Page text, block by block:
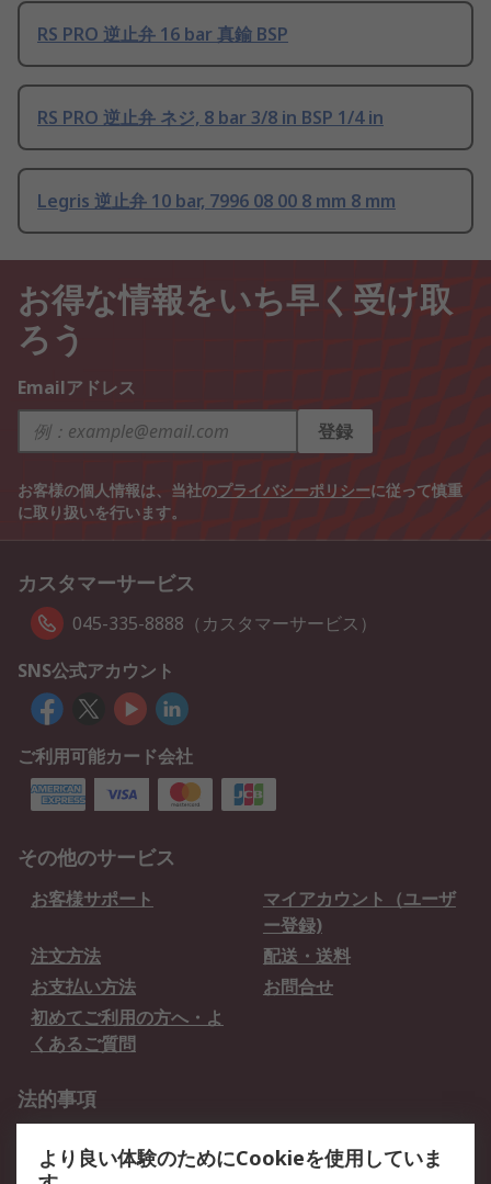
RS PRO 逆止弁 16 bar 真鍮 BSP
RS PRO 逆止弁 ネジ, 8 bar 3/8 in BSP 1/4 in
Legris 逆止弁 10 bar, 7996 08 00 8 mm 8 mm
お得な情報をいち早く受け取
ろう
Emailアドレス
登録
お客様の個人情報は、当社のプライバシーポリシーに従って慎重
に取り扱いを行います。
カスタマーサービス
045-335-8888（カスタマーサービス）
SNS公式アカウント
ご利用可能カード会社
その他のサービス
お客様サポート
マイアカウント（ユーザ
ー登録)
注文方法
配送・送料
お支払い方法
お問合せ
初めてご利用の方へ・よ
くあるご質問
法的事項
クッキーポリシー
より良い体験のためにCookieを使用していま